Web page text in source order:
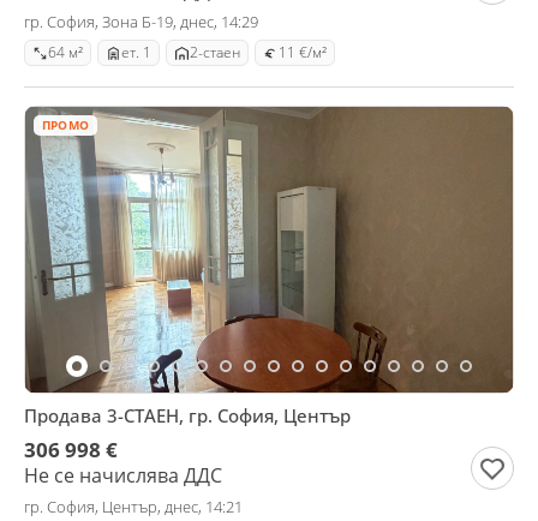
гр. София, Зона Б-19, днес, 14:29
64 м² ет. 1 2-стаен 11 €/м²
ПРОМО
Продава 3-СТАЕН, гр. София, Център
306 998 €
Не се начислява ДДС
гр. София, Център, днес, 14:21